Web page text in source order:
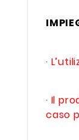
·
· Il
caso